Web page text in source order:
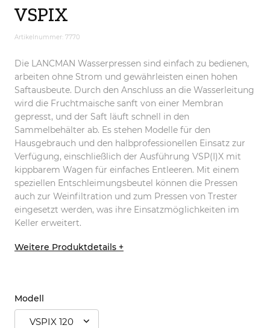
VSPIX
Artikelnummer: 7770
Die LANCMAN Wasserpressen sind einfach zu bedienen,
arbeiten ohne Strom und gewährleisten einen hohen
Saftausbeute. Durch den Anschluss an die Wasserleitung
wird die Fruchtmaische sanft von einer Membran
gepresst, und der Saft läuft schnell in den
Sammelbehälter ab. Es stehen Modelle für den
Hausgebrauch und den halbprofessionellen Einsatz zur
Verfügung, einschließlich der Ausführung VSP(I)X mit
kippbarem Wagen für einfaches Entleeren. Mit einem
speziellen Entschleimungsbeutel können die Pressen
auch zur Weinfiltration und zum Pressen von Trester
eingesetzt werden, was ihre Einsatzmöglichkeiten im
Keller erweitert.
Weitere Produktdetails +
Modell
VSPIX 120